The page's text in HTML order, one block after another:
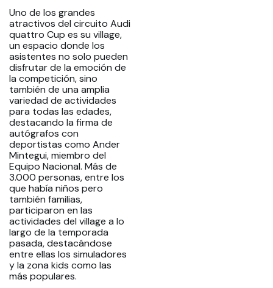
Uno de los grandes
atractivos del circuito Audi
quattro Cup es su village,
un espacio donde los
asistentes no solo pueden
disfrutar de la emoción de
la competición, sino
también de una amplia
variedad de actividades
para todas las edades,
destacando la firma de
autógrafos con
deportistas como Ander
Mintegui, miembro del
Equipo Nacional. Más de
3.000 personas, entre los
que había niños pero
también familias,
participaron en las
actividades del village a lo
largo de la temporada
pasada, destacándose
entre ellas los simuladores
y la zona kids como las
más populares.